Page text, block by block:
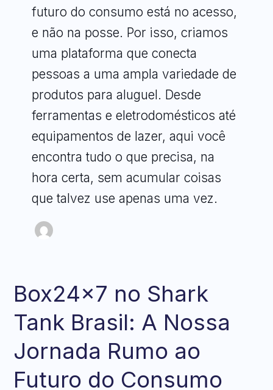
futuro do consumo está no acesso,
e não na posse. Por isso, criamos
uma plataforma que conecta
pessoas a uma ampla variedade de
produtos para aluguel. Desde
ferramentas e eletrodomésticos até
equipamentos de lazer, aqui você
encontra tudo o que precisa, na
hora certa, sem acumular coisas
que talvez use apenas uma vez.
Box24x7 no Shark
Tank Brasil: A Nossa
Jornada Rumo ao
Futuro do Consumo
Box24x7
no
Shark
Brasil:
A
Nossa